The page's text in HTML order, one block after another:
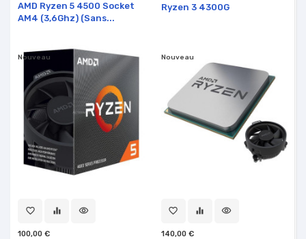
AMD Ryzen 5 4500 Socket
AM4 (3,6Ghz) (Sans...
Nouveau
favorite_border equalizer visibility
100,00 €
Ryzen 3 4300G
Nouveau
favorite_border equalizer visibility
140,00 €